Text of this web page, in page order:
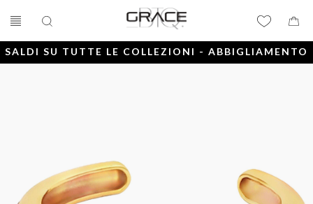
SALDI SU TUTTE LE COLLEZIONI - ABBIGLIAMENTO